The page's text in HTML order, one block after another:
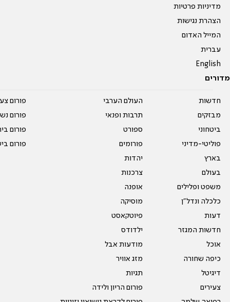
מדיניות פרטיות
הצהרת נגישות
המייל האדום
עברית
English
מדורים
חדשות
מבזקים
ביטחוני
פוליטי-מדיני
בארץ
בעולם
משפט ופלילים
כלכלה ונדל"ן
דעות
חדשות המגזר
אוכל
כיפה שחורה
דיגיטל
צעירים
העולם הערבי
תרבות ופנאי
ספורט
פורומים
יהדות
צרכנות
אופנה
מוסיקה
פיוטקאסט
ילדודס
מודעות אבל
מזג אוויר
תגיות
פורום הריון ולידה
פורום
פורום
פורום
פורום